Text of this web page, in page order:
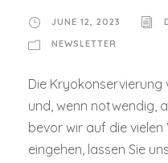
JUNE 12, 2023
NEWSLETTER
Die Kryokonservierung
und, wenn notwendig,
bevor wir auf die
eingehen, lassen Sie